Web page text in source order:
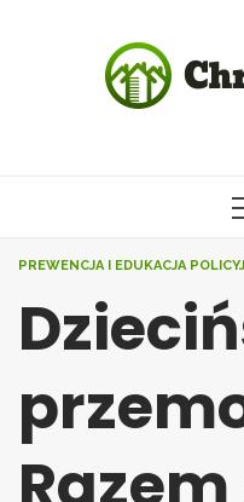
PREWENCJA I EDUKACJA